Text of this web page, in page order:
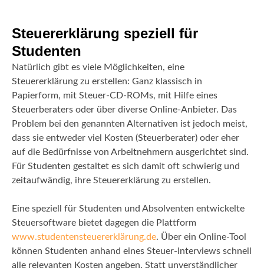
Steuererklärung speziell für
Studenten
Natürlich gibt es viele Möglichkeiten, eine
Steuererklärung zu erstellen: Ganz klassisch in
Papierform, mit Steuer-CD-ROMs, mit Hilfe eines
Steuerberaters oder über diverse Online-Anbieter. Das
Problem bei den genannten Alternativen ist jedoch meist,
dass sie entweder viel Kosten (Steuerberater) oder eher
auf die Bedürfnisse von Arbeitnehmern ausgerichtet sind.
Für Studenten gestaltet es sich damit oft schwierig und
zeitaufwändig, ihre Steuererklärung zu erstellen.
Eine speziell für Studenten und Absolventen entwickelte
Steuersoftware bietet dagegen die Plattform
www.studentensteuererklärung.de. Über ein Online-Tool
können Studenten anhand eines Steuer-Interviews schnell
alle relevanten Kosten angeben. Statt unverständlicher